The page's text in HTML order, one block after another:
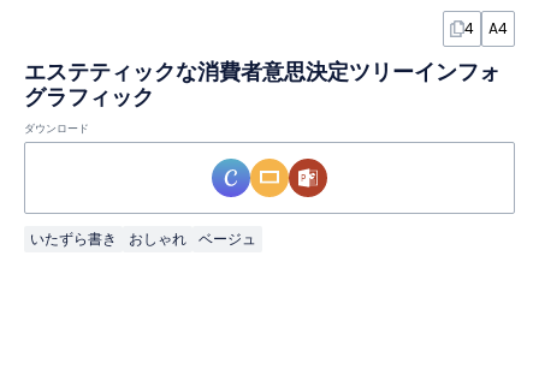
4 A4
エステティックな消費者意思決定ツリーインフォ
グラフィック
ダウンロード
いたずら書き おしゃれ ベージュ